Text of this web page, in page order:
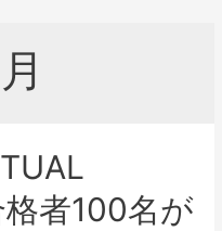
者100名が